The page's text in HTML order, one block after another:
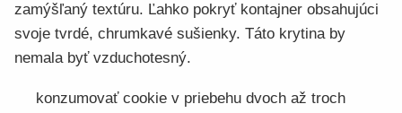
zamýšľaný textúru. Ľahko pokryť kontajner obsahujúci
svoje tvrdé, chrumkavé sušienky. Táto krytina by
nemala byť vzduchotesný.
konzumovať cookie v priebehu dvoch až troch